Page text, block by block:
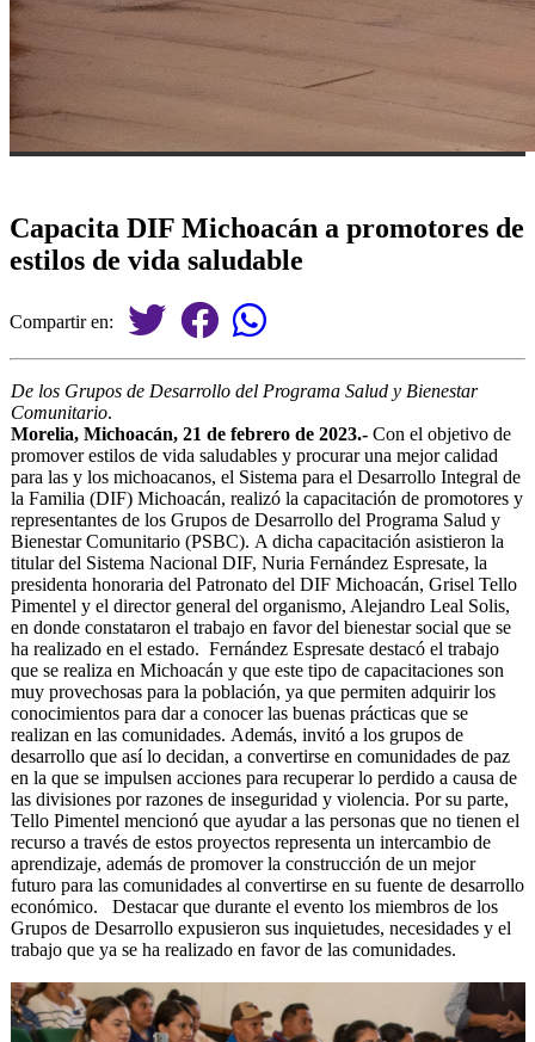
Capacita DIF Michoacán a promotores de
estilos de vida saludable
Compartir en:
De los Grupos de Desarrollo del Programa Salud y Bienestar
Comunitario.
Morelia, Michoacán, 21 de febrero de 2023.- Con el objetivo de
promover estilos de vida saludables y procurar una mejor calidad
para las y los michoacanos, el Sistema para el Desarrollo Integral de
la Familia (DIF) Michoacán, realizó la capacitación de promotores y
representantes de los Grupos de Desarrollo del Programa Salud y
Bienestar Comunitario (PSBC). A dicha capacitación asistieron la
titular del Sistema Nacional DIF, Nuria Fernández Espresate, la
presidenta honoraria del Patronato del DIF Michoacán, Grisel Tello
Pimentel y el director general del organismo, Alejandro Leal Solis,
en donde constataron el trabajo en favor del bienestar social que se
ha realizado en el estado. Fernández Espresate destacó el trabajo
que se realiza en Michoacán y que este tipo de capacitaciones son
muy provechosas para la población, ya que permiten adquirir los
conocimientos para dar a conocer las buenas prácticas que se
realizan en las comunidades. Además, invitó a los grupos de
desarrollo que así lo decidan, a convertirse en comunidades de paz
en la que se impulsen acciones para recuperar lo perdido a causa de
las divisiones por razones de inseguridad y violencia. Por su parte,
Tello Pimentel mencionó que ayudar a las personas que no tienen el
recurso a través de estos proyectos representa un intercambio de
aprendizaje, además de promover la construcción de un mejor
futuro para las comunidades al convertirse en su fuente de desarrollo
económico. Destacar que durante el evento los miembros de los
Grupos de Desarrollo expusieron sus inquietudes, necesidades y el
trabajo que ya se ha realizado en favor de las comunidades.